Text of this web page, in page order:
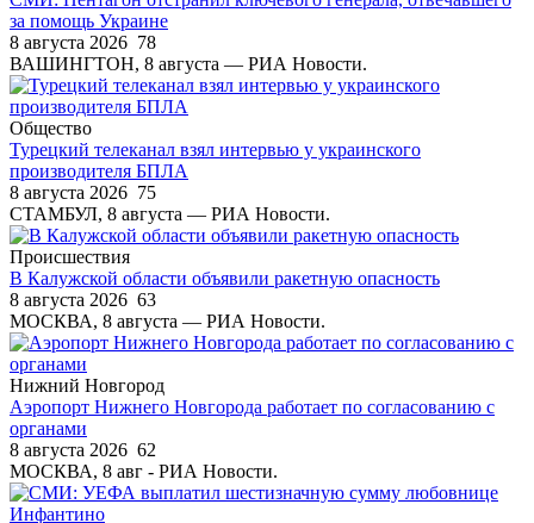
за помощь Украине
8 августа 2026 78
ВАШИНГТОН, 8 августа — РИА Новости.
Общество
Турецкий телеканал взял интервью у украинского
производителя БПЛА
8 августа 2026 75
СТАМБУЛ, 8 августа — РИА Новости.
Происшествия
В Калужской области объявили ракетную опасность
8 августа 2026 63
МОСКВА, 8 августа — РИА Новости.
Нижний Новгород
Аэропорт Нижнего Новгорода работает по согласованию с
органами
8 августа 2026 62
МОСКВА, 8 авг - РИА Новости.